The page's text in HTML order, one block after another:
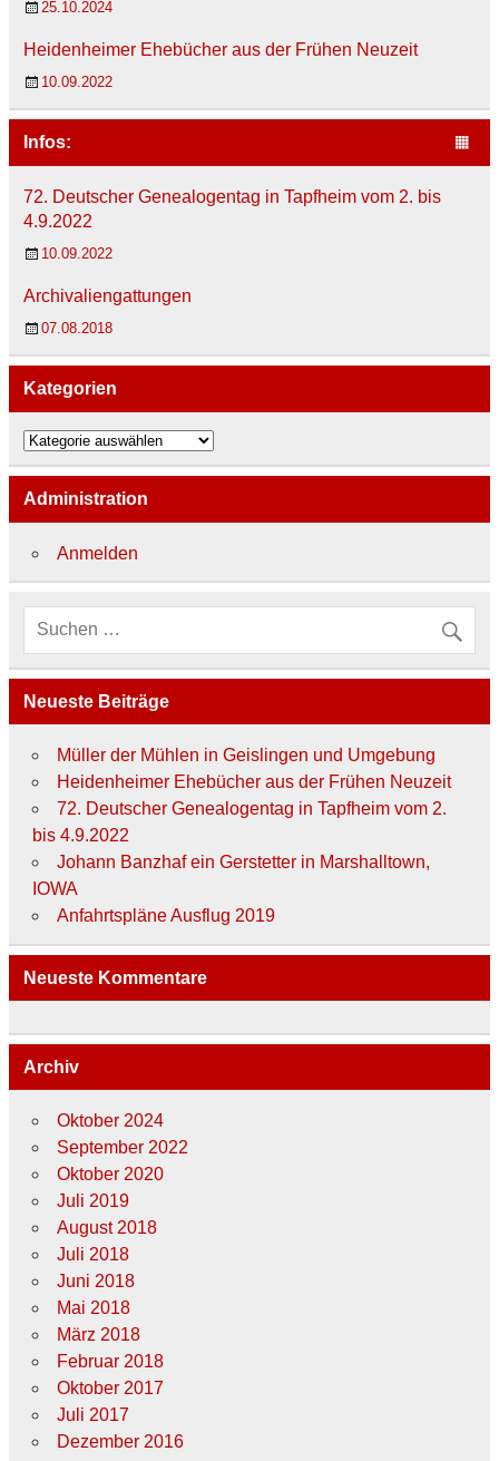
25.10.2024
Heidenheimer Ehebücher aus der Frühen Neuzeit
10.09.2022
Infos:
72. Deutscher Genealogentag in Tapfheim vom 2. bis
4.9.2022
10.09.2022
Archivaliengattungen
07.08.2018
Kategorien
K
a
t
e
g
o
e
Administration
Anmelden
Neueste Beiträge
Müller der Mühlen in Geislingen und Umgebung
Heidenheimer Ehebücher aus der Frühen Neuzeit
72. Deutscher Genealogentag in Tapfheim vom 2.
bis 4.9.2022
Johann Banzhaf ein Gerstetter in Marshalltown,
IOWA
Anfahrtspläne Ausflug 2019
Neueste Kommentare
Archiv
Oktober 2024
September 2022
Oktober 2020
Juli 2019
August 2018
Juli 2018
Juni 2018
Mai 2018
März 2018
Februar 2018
Oktober 2017
Juli 2017
Dezember 2016